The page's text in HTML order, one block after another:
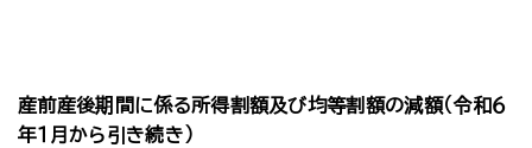
産前産後期間に係る所得割額及び均等割額の減額（令和６
年１月から引き続き）